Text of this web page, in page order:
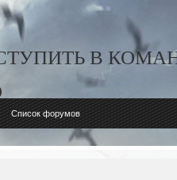
В
Список форумов